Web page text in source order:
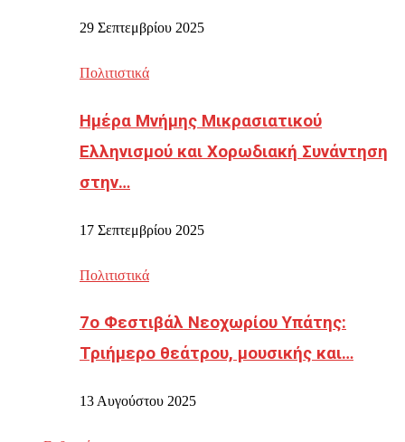
29 Σεπτεμβρίου 2025
Πολιτιστικά
Ημέρα Μνήμης Μικρασιατικού
Ελληνισμού και Χορωδιακή Συνάντηση
στην…
17 Σεπτεμβρίου 2025
Πολιτιστικά
7ο Φεστιβάλ Νεοχωρίου Υπάτης:
Τριήμερο θεάτρου, μουσικής και…
13 Αυγούστου 2025